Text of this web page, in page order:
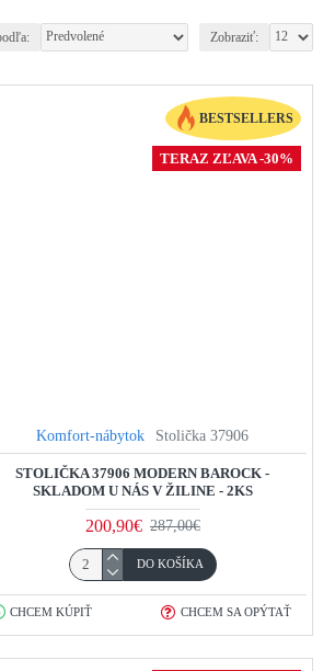
Zobraziť:
BESTSELLERS
TERAZ ZĽAVA -30%
Komfort-nábytok Stolička 37906
STOLIČKA 37906 MODERN BAROCK -
SKLADOM U NÁS V ŽILINE - 2KS
200,90€ 287,00€
DO KOŠÍKA
CHCEM KÚPIŤ CHCEM SA OPÝTAŤ